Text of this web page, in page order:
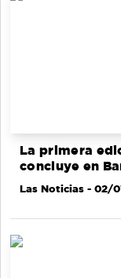
La primera
concluye en
Las Noticias - 02/